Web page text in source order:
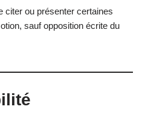
citer ou présenter certaines
sauf opposition écrite du